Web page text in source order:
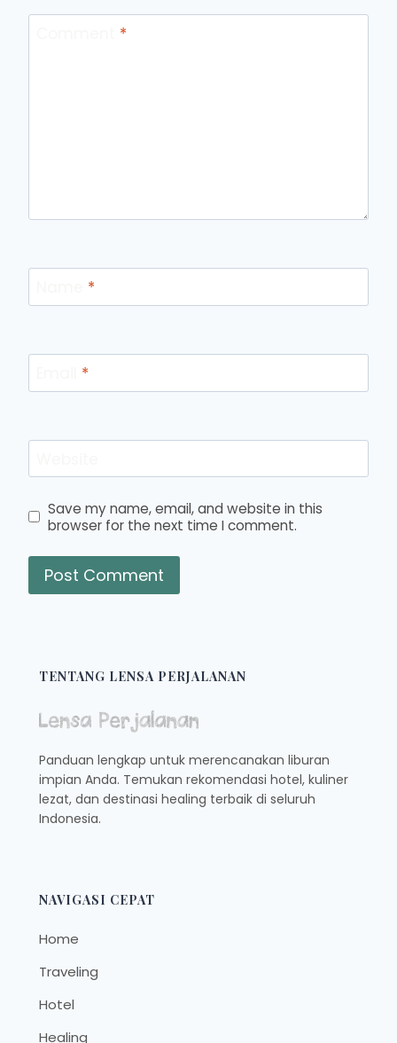
*
*
*
Save my name, email, and website in this
browser for the next time I comment.
TENTANG LENSA PERJALANAN
Panduan lengkap untuk merencanakan liburan
impian Anda. Temukan rekomendasi hotel, kuliner
lezat, dan destinasi healing terbaik di seluruh
Indonesia.
NAVIGASI CEPAT
Home
Traveling
Hotel
Healing